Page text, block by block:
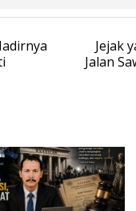
Jejak
Jalan